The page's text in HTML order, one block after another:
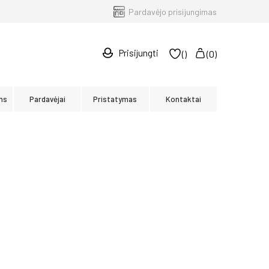
Pardavėjo prisijungimas
Prisijungti () (0)
Pardavėjai Pristatymas Kontaktai